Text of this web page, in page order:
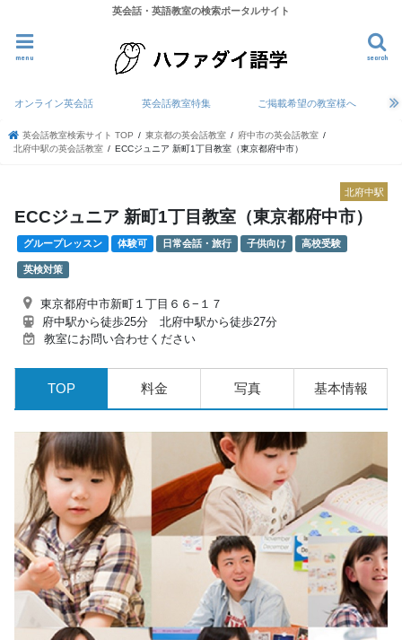
英会話・英語教室の検索ポータルサイト
search
menu
オンライン英会話 英会話教室特集 ご掲載希望の教室様へ
英会話教室検索サイト TOP 東京都の英会話教室
府中市の英会話教室
北府中駅の英会話教室
ECCジュニア 新町1丁目教室（東京都府中市）
北府中駅
ECCジュニア 新町1丁目教室（東京都府中市）
グループレッスン 体験可 日常会話・旅行 子供向け 高校受験
英検対策
東京都府中市新町１丁目６６−１７
府中駅から徒歩25分 北府中駅から徒歩27分
教室にお問い合わせください
TOP 料金 写真 基本情報